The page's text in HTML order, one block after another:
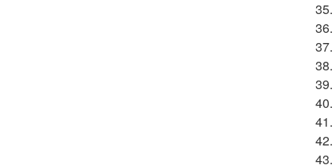
35.
36.
37.
38.
39.
40.
41.
42.
43.